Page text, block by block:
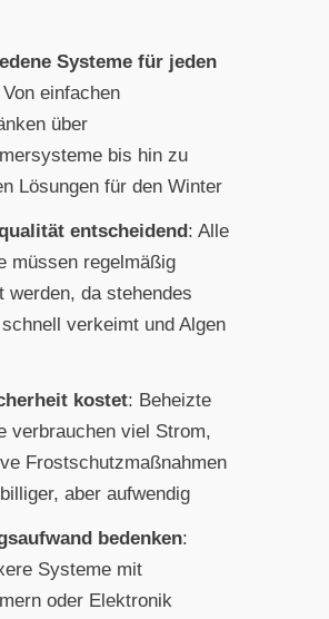
Systeme für jeden
Von einfachen
über
bis hin zu
Lösungen für den Winter
entscheidend : Alle
müssen regelmäßig
werden, da stehendes
verkeimt und Algen
kostet: Beheizte
verbrauchen viel Strom,
Frostschutzmaßnahmen
aber aufwendig
bedenken:
Systeme mit
oder Elektronik